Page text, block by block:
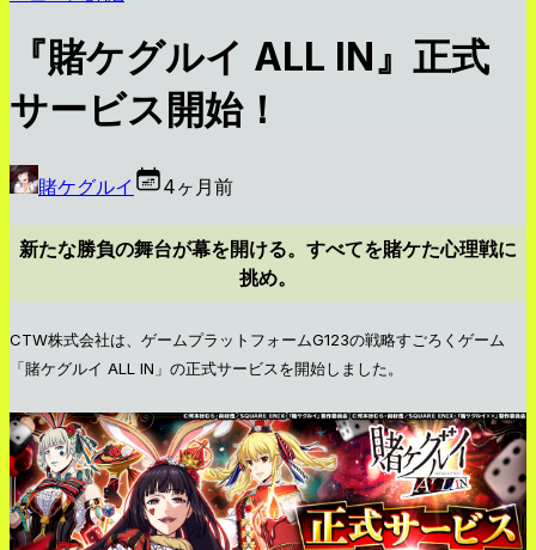
『賭ケグルイ ALL IN』正式
サービス開始！
賭ケグルイ 4ヶ月前
新たな勝負の舞台が幕を開ける。すべてを賭ケた心理戦に
挑め。
CTW株式会社は、ゲームプラットフォームG123の戦略すごろくゲーム
「賭ケグルイ ALL IN」の正式サービスを開始しました。